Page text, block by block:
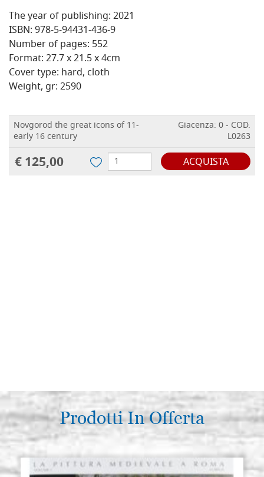
The year of publishing: 2021
ISBN: 978-5-94431-436-9
Number of pages: 552
Format: 27.7 x 21.5 x 4cm
Cover type: hard, cloth
Weight, gr: 2590
Novgorod the great icons of 11-
early 16 century
Giacenza: 0 - COD.
L0263
€ 125,00 ACQUISTA
Prodotti In Offerta